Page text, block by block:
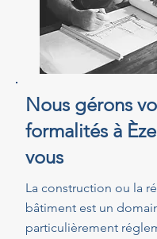
Nous gérons
formalités à
vous
La construction ou la
bâtiment est un
particulièrement